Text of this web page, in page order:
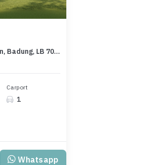
Kesempatan Rumah di Jimbaran, Badung, LB 70m², Harga 1,95 Miliar
Carport
1
Whatsapp